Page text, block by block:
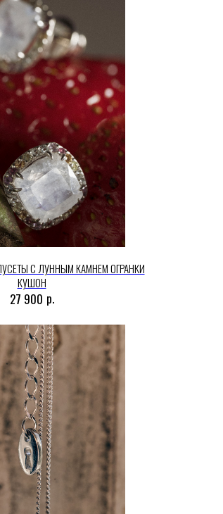
С ЛУННЫМ КАМНЕМ ОГРАНКИ
КУШОН
27 900 р.